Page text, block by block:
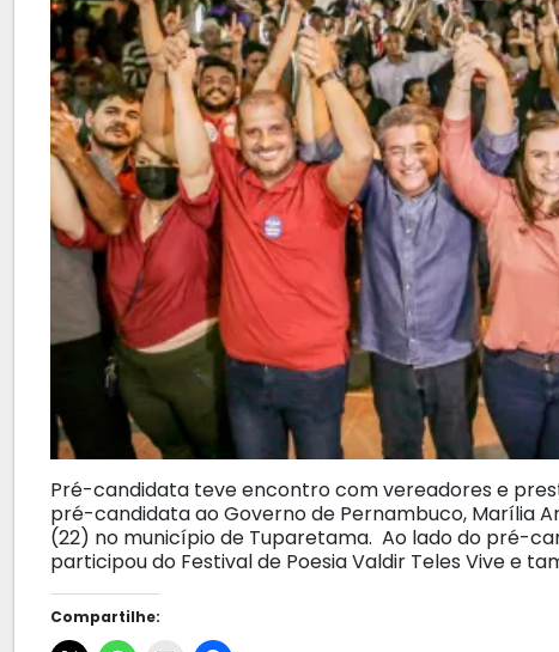
Pré-candidata teve encontro com vereadores e
pré-candidata ao Governo de Pernambuco, Marília
(22) no município de Tuparetama. Ao lado do pré-
participou do Festival de Poesia Valdir Teles Vive e
Compartilhe: